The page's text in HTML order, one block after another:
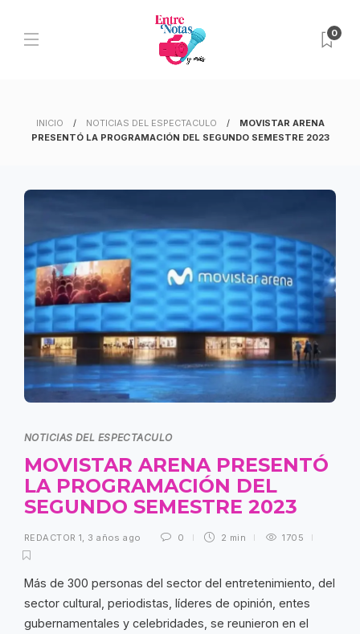
0
INICIO NOTICIAS DEL ESPECTACULO
MOVISTAR ARENA
PRESENTÓ LA PROGRAMACIÓN DEL SEGUNDO SEMESTRE 2023
NOTICIAS DEL ESPECTACULO
MOVISTAR ARENA PRESENTÓ
LA PROGRAMACIÓN DEL
SEGUNDO SEMESTRE 2023
REDACTOR 1 3 años ago 0 2 min 1705
Más de 300 personas del sector del entretenimiento, del
sector cultural, periodistas, líderes de opinión, entes
gubernamentales y celebridades, se reunieron en el